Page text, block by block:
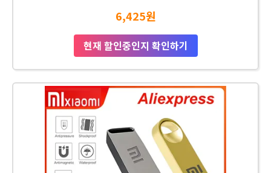
6,425원
현재 할인중인지 확인하기